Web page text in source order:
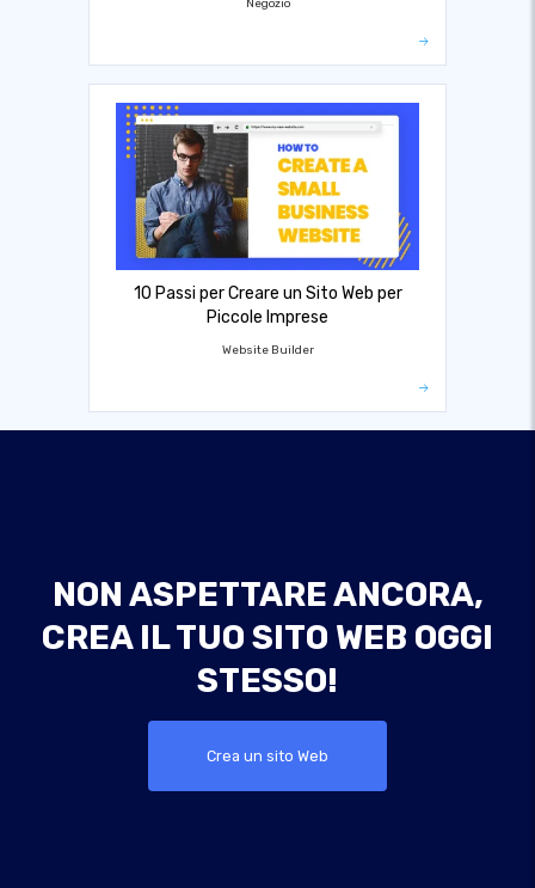
10 Passi per Creare un Sito Web per
Piccole Imprese
Website Builder
NON ASPETTARE ANCORA,
CREA IL TUO SITO WEB OGGI
STESSO!
Crea un sito Web